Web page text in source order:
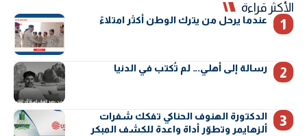
الأكثر قراءة
عندما يرحل من يترك الوطن أكثر امتلاءً
رسالة إلى أهلي… لم تُكتب في الدنيا
الدكتورة الهنوف الحناكي تفكك شفرات
ألزهايمر وتطوّر أداة واعدة للكشف المبكر